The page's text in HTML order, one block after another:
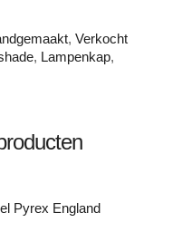
, Verkocht
, Lampenkap,